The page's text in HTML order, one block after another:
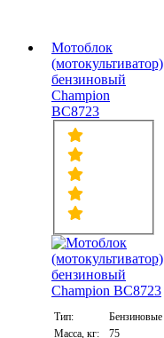
Мотоблок
(мотокультиватор)
бензиновый
Champion
BC8723
Тип:
Бензиновые
Масса, кг:
75